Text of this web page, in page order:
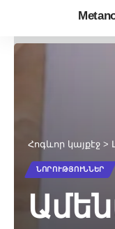
Հոգևոր կայքէջ >
ՆՈՐՈՒԹՅՈՒՆՆԵՐ